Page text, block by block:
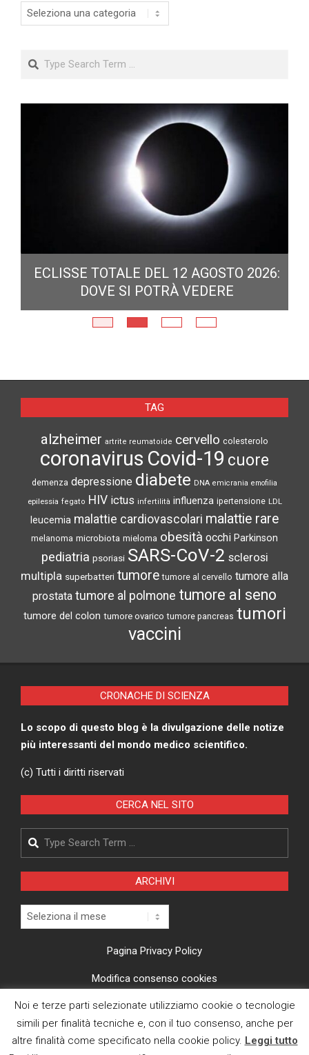
Categorie
Search
ECLISSE TOTALE DEL 12 AGOSTO 2026:
DOVE SI POTRÀ VEDERE
TAG
alzheimer artrite reumatoide cervello colesterolo
coronavirus Covid-19 cuore
demenza depressione diabete DNA emicrania emofilia
epilessia fegato HIV ictus infertilità influenza ipertensione LDL
leucemia malattie cardiovascolari malattie rare
melanoma microbiota mieloma obesità occhi Parkinson
pediatria psoriasi SARS-CoV-2 sclerosi
multipla superbatteri tumore tumore al cervello tumore alla
prostata tumore al polmone tumore al seno
tumore del colon tumore ovarico tumore pancreas tumori
vaccini
CRONACHE DI SCIENZA
Lo scopo di questo blog è la divulgazione delle notize
più interessanti del mondo medico scientifico.
(c) Tutti i diritti riservati
CERCA NEL SITO
Search
ARCHIVI
Archivi
Pagina Privacy Policy
Modifica consenso cookies
CI TROVI ANCHE SU
Noi e terze parti selezionate utilizziamo cookie o tecnologie
simili per finalità tecniche e, con il tuo consenso, anche per
altre finalità come specificato nella cookie policy. Leggi tutto